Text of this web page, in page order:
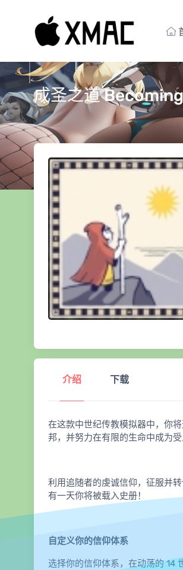
成圣之道
介绍 下载
在这款中世纪传教模拟器中，你
邦，并努力在有限的生命中成为
利用追随者的虔诚信仰，征服并
有一天你将被载入史册！
自定义你的信仰体系
选择你的信仰体系，在动荡的 14